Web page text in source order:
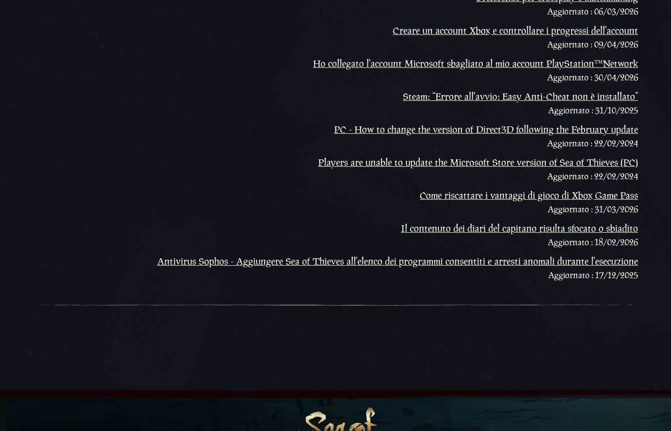
Aggiornato : 06/03/2026
Creare un account Xbox e controllare i progressi dell'account
Aggiornato : 09/04/2026
Ho collegato l'account Microsoft sbagliato al mio account PlayStation™Network
Aggiornato : 30/04/2026
Steam: “Errore all'avvio: Easy Anti-Cheat non è installato”
Aggiornato : 31/10/2025
PC - How to change the version of Direct3D following the February update
Aggiornato : 22/02/2024
Players are unable to update the Microsoft Store version of Sea of Thieves (PC)
Aggiornato : 22/02/2024
Come riscattare i vantaggi di gioco di Xbox Game Pass
Aggiornato : 31/03/2026
Il contenuto dei diari del capitano risulta sfocato o sbiadito
Aggiornato : 18/02/2026
Antivirus Sophos - Aggiungere Sea of Thieves all'elenco dei programmi consentiti e arresti anomali durante l'esecuzione
Aggiornato : 17/12/2025